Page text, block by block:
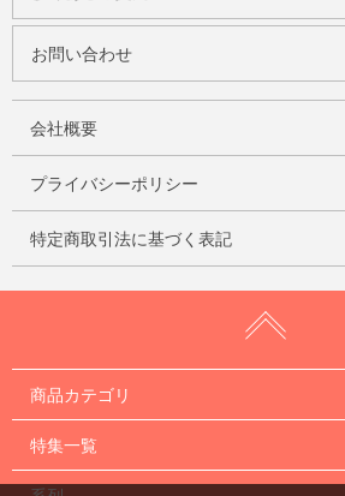
お問い合わせ
会社概要
プライバシーポリシー
特定商取引法に基づく表記
商品カテゴリ
特集一覧